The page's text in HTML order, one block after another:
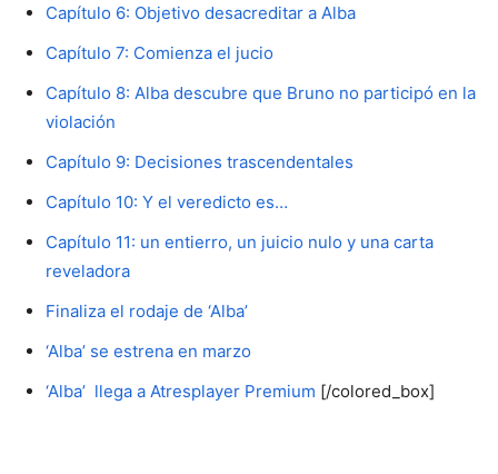
Capítulo 6: Objetivo desacreditar a Alba
Capítulo 7: Comienza el jucio
Capítulo 8: Alba descubre que Bruno no participó en la
violación
Capítulo 9: Decisiones trascendentales
Capítulo 10: Y el veredicto es…
Capítulo 11: un entierro, un juicio nulo y una carta
reveladora
Finaliza el rodaje de ‘Alba’
‘Alba’ se estrena en marzo
‘Alba’ llega a Atresplayer Premium [/colored_box]